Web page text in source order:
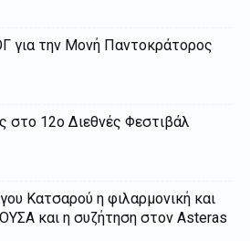
για την Μονή Παντοκράτορος
12ο Διεθνές Φεστιβάλ
Κατσαρού η φιλαρμονική και
και η συζήτηση στον Asteras